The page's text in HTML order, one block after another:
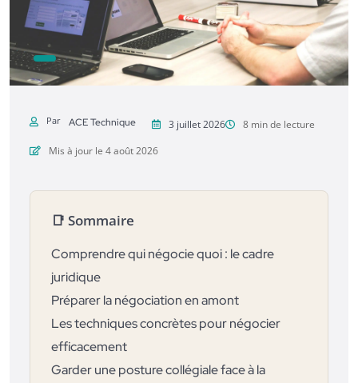
Par ACE Technique 3 juillet 2026
8 min de lecture
Mis à jour le 4 août 2026
📑 Sommaire
Comprendre qui négocie quoi : le cadre
juridique
Préparer la négociation en amont
Les techniques concrètes pour négocier
efficacement
Garder une posture collégiale face à la